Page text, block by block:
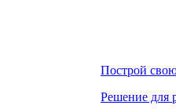
Построй
Решение для